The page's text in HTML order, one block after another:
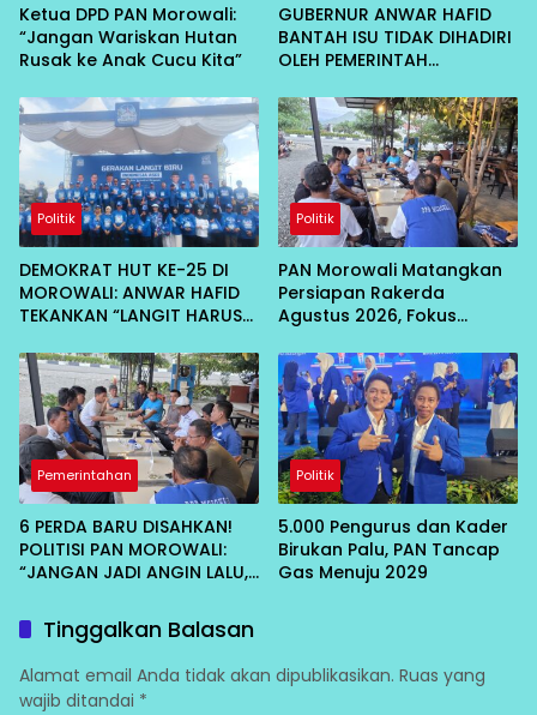
Ketua DPD PAN Morowali:
“Jangan Wariskan Hutan
Rusak ke Anak Cucu Kita”
GUBERNUR ANWAR HAFID
BANTAH ISU TIDAK DIHADIRI
OLEH PEMERINTAH
RAPAT INTERNAL
Politik
DEMOKRAT HUT KE-25 DI
MOROWALI: ANWAR HAFID
TEKANKAN “LANGIT HARUS
KELAPA DAN TEKAN INFLASI
IKAN
Politik
PAN Morowali Matangkan
Persiapan Rakerda
Agustus 2026, Fokus
untuk Masyarakat
Pemerintahan
6 PERDA BARU DISAHKAN!
POLITISI PAN MOROWALI:
“JANGAN JADI ANGIN LALU,
Politik
5.000 Pengurus dan Kader
Birukan Palu, PAN Tancap
Gas Menuju 2029
Tinggalkan Balasan
Alamat email Anda tidak akan dipublikasikan. Ruas yang
wajib ditandai *